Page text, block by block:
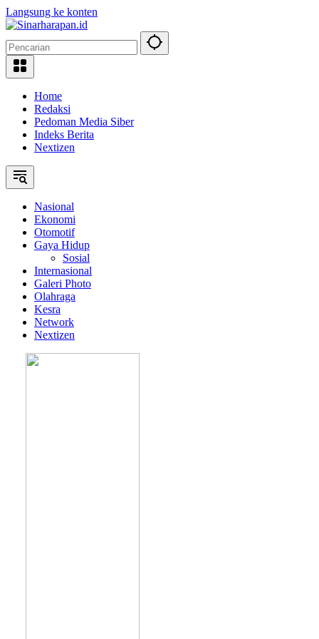
Langsung ke konten
Home
Redaksi
Pedoman Media Siber
Indeks Berita
Nextizen
Nasional
Ekonomi
Otomotif
Gaya Hidup
Sosial
Internasional
Galeri Photo
Olahraga
Kesra
Network
Nextizen